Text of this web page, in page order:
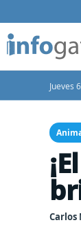
Jueves
Carlos